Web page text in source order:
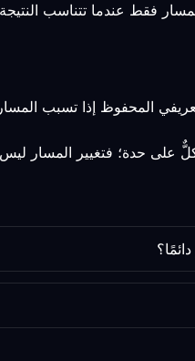
فقط عندما تتناسب
المحفوظ إذا تسبب